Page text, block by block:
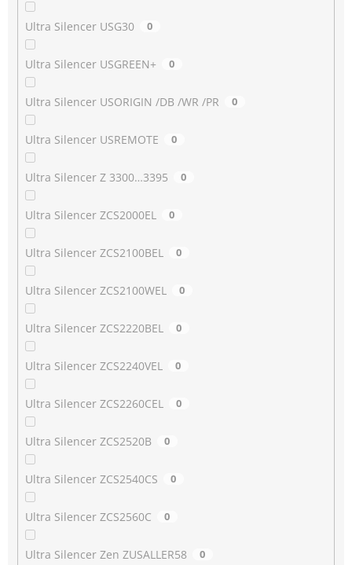
Ultra Silencer USG30 0
Ultra Silencer USGREEN+ 0
Ultra Silencer USORIGIN /DB /WR /PR 0
Ultra Silencer USREMOTE 0
Ultra Silencer Z 3300…3395 0
Ultra Silencer ZCS2000EL 0
Ultra Silencer ZCS2100BEL 0
Ultra Silencer ZCS2100WEL 0
Ultra Silencer ZCS2220BEL 0
Ultra Silencer ZCS2240VEL 0
Ultra Silencer ZCS2260CEL 0
Ultra Silencer ZCS2520B 0
Ultra Silencer ZCS2540CS 0
Ultra Silencer ZCS2560C 0
Ultra Silencer Zen ZUSALLER58 0